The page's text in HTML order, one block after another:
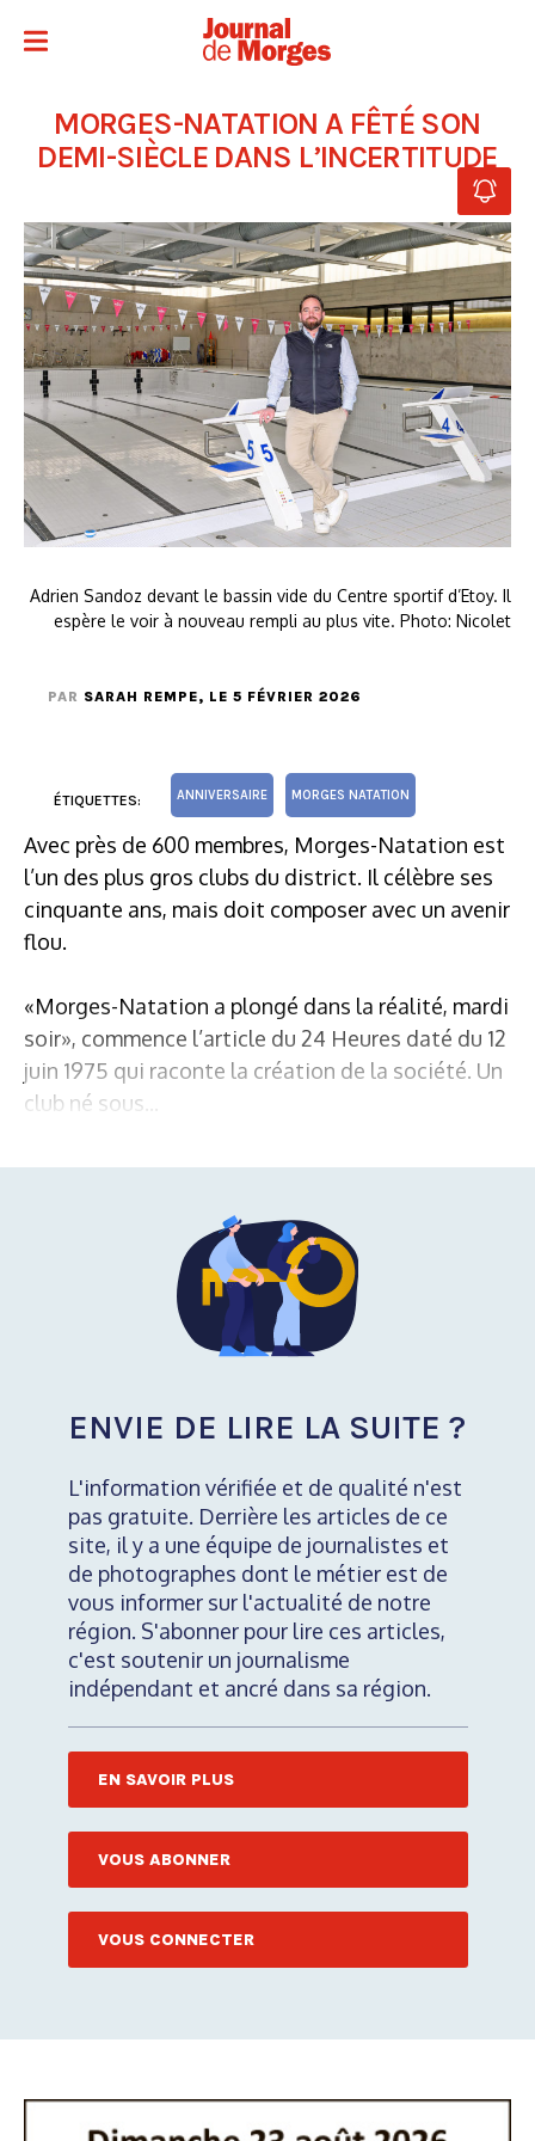
MORGES-NATATION A FÊTÉ SON
DEMI-SIÈCLE DANS L’INCERTITUDE
Adrien Sandoz devant le bassin vide du Centre sportif d’Etoy. Il
espère le voir à nouveau rempli au plus vite. Photo: Nicolet
PAR SARAH REMPE, LE 5 FÉVRIER 2026
ÉTIQUETTES: ANNIVERSAIRE MORGES NATATION
Avec près de 600 membres, Morges-Natation est
l’un des plus gros clubs du district. Il célèbre ses
cinquante ans, mais doit composer avec un avenir
flou.
«Morges-Natation a plongé dans la réalité, mardi
soir», commence l’article du 24 Heures daté du 12
juin 1975 qui raconte la création de la société. Un
club né sous...
ENVIE DE LIRE LA SUITE ?
L'information vérifiée et de qualité n'est
pas gratuite. Derrière les articles de ce
site, il y a une équipe de journalistes et
de photographes dont le métier est de
vous informer sur l'actualité de notre
région. S'abonner pour lire ces articles,
c'est soutenir un journalisme
indépendant et ancré dans sa région.
EN SAVOIR PLUS
VOUS ABONNER
VOUS CONNECTER